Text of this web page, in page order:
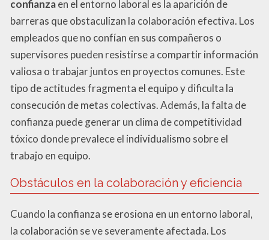
confianzaen el entorno laboral es la aparición de
barreras que obstaculizan la colaboración efectiva. Los
empleados que no confían en sus compañeros o
supervisores pueden resistirse a compartir información
valiosa o trabajar juntos en proyectos comunes. Este
tipo de actitudes fragmenta el equipo y dificulta la
consecución de metas colectivas. Además, la falta de
confianza puede generar un clima de competitividad
tóxico donde prevalece el individualismo sobre el
trabajo en equipo.
Obstáculos en la colaboración y eficiencia
Cuando la confianza se erosiona en un entorno laboral,
la colaboración se ve severamente afectada. Los